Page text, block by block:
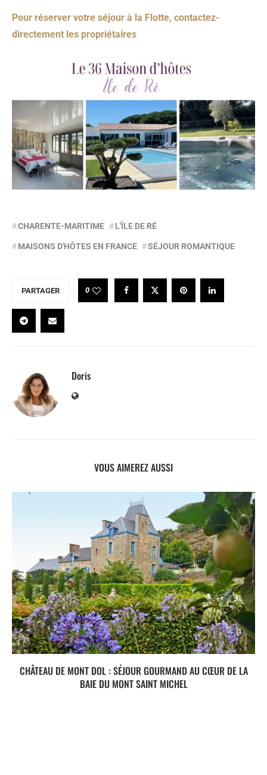
Pour réserver votre séjour à la Flotte, contactez-
directement les propriétaires
CHARENTE-MARITIME L'ÎLE DE RÉ
MAISONS D'HÔTES EN FRANCE SÉJOUR ROMANTIQUE
PARTAGER 0
Doris
VOUS AIMEREZ AUSSI
CHÂTEAU DE MONT DOL : SÉJOUR GOURMAND AU CŒUR DE LA
BAIE DU MONT SAINT MICHEL